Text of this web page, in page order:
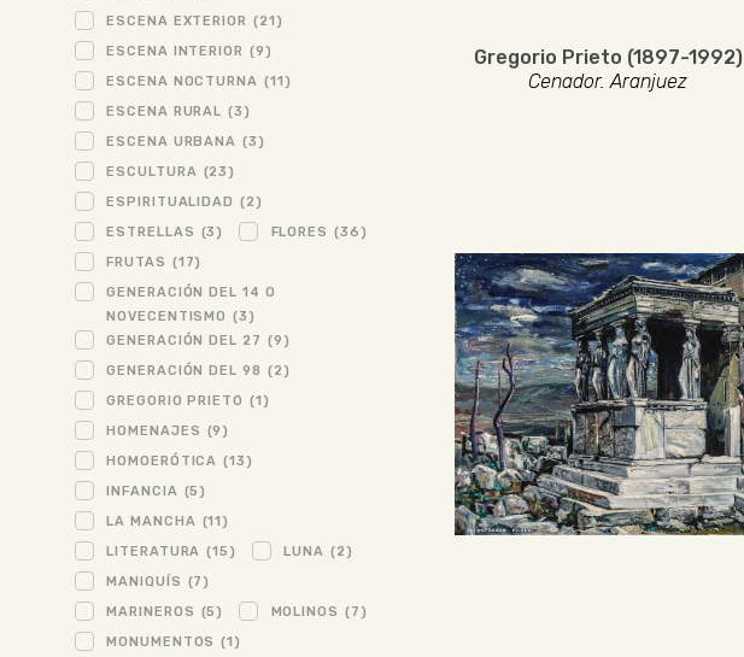
ESCENA EXTERIOR (21)
ESCENA INTERIOR (9)
ESCENA NOCTURNA (11)
ESCENA RURAL (3)
ESCENA URBANA (3)
ESCULTURA (23)
ESPIRITUALIDAD (2)
ESTRELLAS (3) FLORES (36)
FRUTAS (17)
GENERACIÓN DEL 14 O
NOVECENTISMO (3)
GENERACIÓN DEL 27 (9)
GENERACIÓN DEL 98 (2)
GREGORIO PRIETO (1)
HOMENAJES (9)
HOMOERÓTICA (13)
INFANCIA (5)
LA MANCHA (11)
LITERATURA (15) LUNA (2)
MANIQUÍS (7)
MARINEROS (5) MOLINOS (7)
MONUMENTOS (1)
Gregorio Prieto (1897-1992)
Cenador. Aranjuez